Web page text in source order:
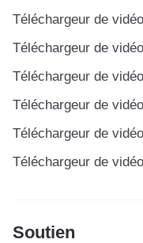
Téléchargeur de
Téléchargeur de
Téléchargeur de
Téléchargeur de
Téléchargeur de
Téléchargeur de
Soutien